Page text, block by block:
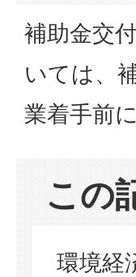
補助金交
いては、
業着手前
この
環境経